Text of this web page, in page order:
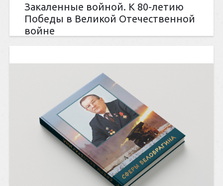
Закаленные войной. К 80-летию
Победы в Великой Отечественной
войне